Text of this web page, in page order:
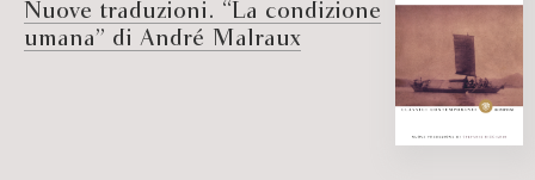
Nuove traduzioni. “La condizione
umana” di André Malraux